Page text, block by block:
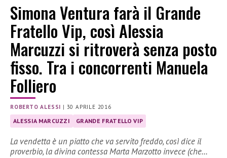
Simona Ventura farà il Grande
Fratello Vip, così Alessia
Marcuzzi si ritroverà senza posto
fisso. Tra i concorrenti Manuela
Folliero
ROBERTO ALESSI | 30 APRILE 2016
ALESSIA MARCUZZI GRANDE FRATELLO VIP
La vendetta è un piatto che va servito freddo, così dice il
proverbio, la divina contessa Marta Marzotto invece (che…